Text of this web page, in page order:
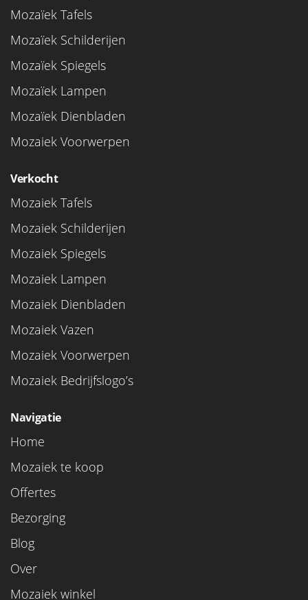
Mozaïek Tafels
Mozaïek Schilderijen
Mozaïek Spiegels
Mozaïek Lampen
Mozaïek Dienbladen
Mozaiek Voorwerpen
Verkocht
Mozaiek Tafels
Mozaiek Schilderijen
Mozaiek Spiegels
Mozaiek Lampen
Mozaiek Dienbladen
Mozaiek Vazen
Mozaiek Voorwerpen
Mozaiek Bedrijfslogo’s
Navigatie
Home
Mozaiek te koop
Offertes
Bezorging
Blog
Over
Mozaiek winkel